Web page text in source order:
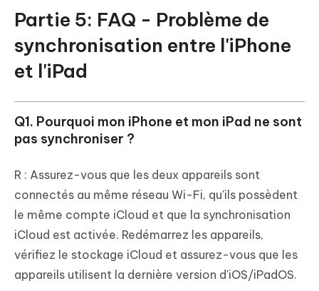
Partie 5: FAQ - Problème de
synchronisation entre l'iPhone
et l'iPad
Q1. Pourquoi mon iPhone et mon iPad ne sont
pas synchroniser ?
R : Assurez-vous que les deux appareils sont
connectés au même réseau Wi-Fi, qu'ils possèdent
le même compte iCloud et que la synchronisation
iCloud est activée. Redémarrez les appareils,
vérifiez le stockage iCloud et assurez-vous que les
appareils utilisent la dernière version d'iOS/iPadOS.